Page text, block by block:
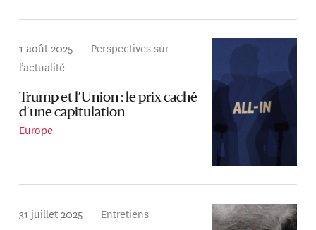
1 août 2025
Perspectives sur
l’actualité
Trump et l’Union : le prix caché
d’une capitulation
Europe
31 juillet 2025 Entretiens